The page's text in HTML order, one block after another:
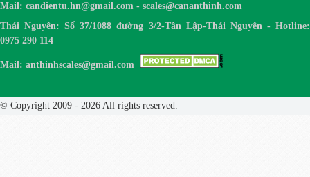
Mail: candientu.hn@gmail.com - scales@cananthinh.com
Thái Nguyên: Số 37/1088 đường 3/2-Tân Lập-Thái Nguyên - Hotline:
0975 290 114
Mail: anthinhscales@gmail.com
© Copyright 2009 - 2026 All rights reserved.